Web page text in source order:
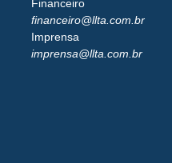
Financeiro
financeiro@llta.com.br
Imprensa
imprensa@llta.com.br